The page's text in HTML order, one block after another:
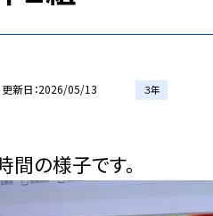
更新日 2026/05/13 ３年
の様子です。